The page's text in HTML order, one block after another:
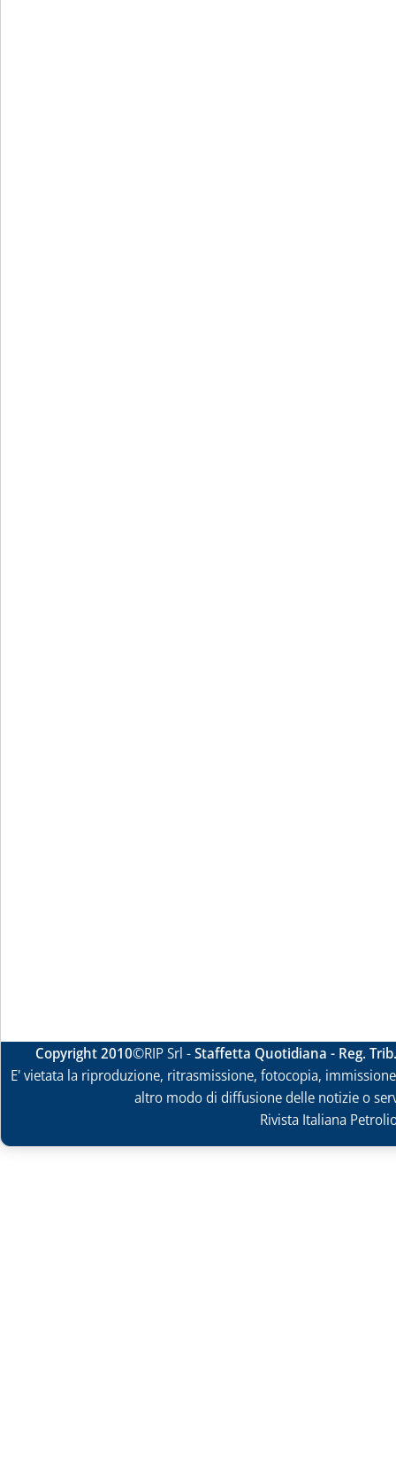
Copyright 2010©RIP Srl -Staffetta Quotidiana - Reg.
E' vietata la riproduzione, ritrasmissione, fotocopia,
altro modo di diffusione delle notizie o
Rivista Italiana